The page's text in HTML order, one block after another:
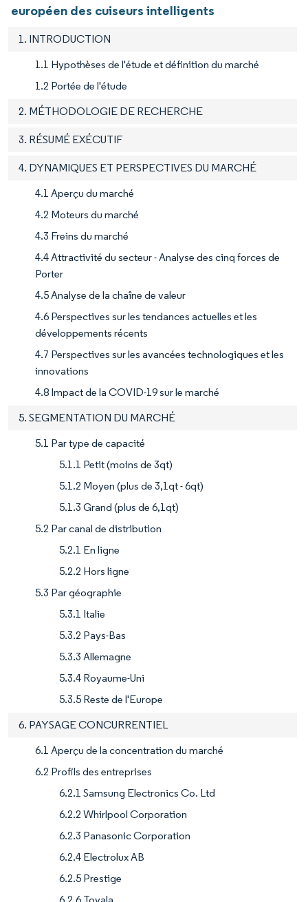
européen des cuiseurs intelligents
1. INTRODUCTION
1.1 Hypothèses de l'étude et définition du marché
1.2 Portée de l'étude
2. MÉTHODOLOGIE DE RECHERCHE
3. RÉSUMÉ EXÉCUTIF
4. DYNAMIQUES ET PERSPECTIVES DU MARCHÉ
4.1 Aperçu du marché
4.2 Moteurs du marché
4.3 Freins du marché
4.4 Attractivité du secteur - Analyse des cinq forces de
Porter
4.5 Analyse de la chaîne de valeur
4.6 Perspectives sur les tendances actuelles et les
développements récents
4.7 Perspectives sur les avancées technologiques et les
innovations
4.8 Impact de la COVID-19 sur le marché
5. SEGMENTATION DU MARCHÉ
5.1 Par type de capacité
5.1.1 Petit (moins de 3qt)
5.1.2 Moyen (plus de 3,1qt - 6qt)
5.1.3 Grand (plus de 6,1qt)
5.2 Par canal de distribution
5.2.1 En ligne
5.2.2 Hors ligne
5.3 Par géographie
5.3.1 Italie
5.3.2 Pays-Bas
5.3.3 Allemagne
5.3.4 Royaume-Uni
5.3.5 Reste de l'Europe
6. PAYSAGE CONCURRENTIEL
6.1 Aperçu de la concentration du marché
6.2 Profils des entreprises
6.2.1 Samsung Electronics Co. Ltd
6.2.2 Whirlpool Corporation
6.2.3 Panasonic Corporation
6.2.4 Electrolux AB
6.2.5 Prestige
6.2.6 Tovala